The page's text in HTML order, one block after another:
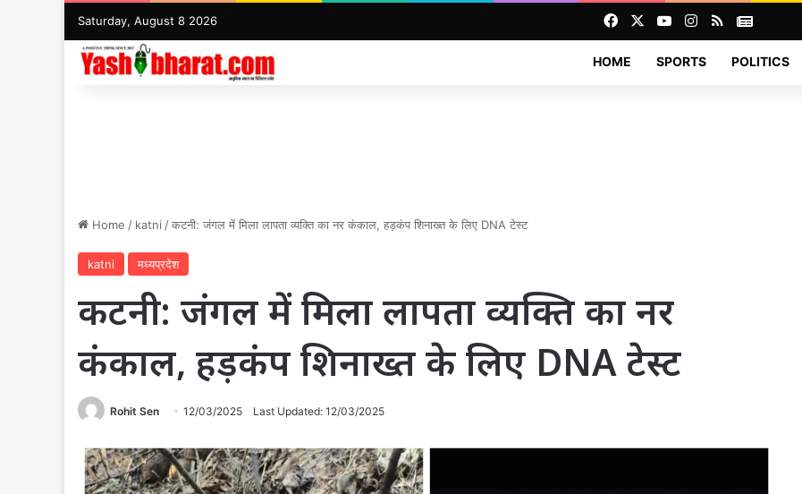
Saturday, August 8 2026 FacebookYouTubeInstagram
RSSNews
HOME SPORTS POLITICS
Home / katni /कटनी: जंगल में मिला लापता व्यक्ति का नर कंकाल, हड़कंप शिनाख्त के लिए DNA टेस्ट
katni मध्यप्रदेश
कटनी: जंगल में मिला लापता व्यक्ति का नर
कंकाल, हड़कंप शिनाख्त के लिए DNA टेस्ट
Rohit Sen 12/03/2025 Last Updated: 12/03/2025